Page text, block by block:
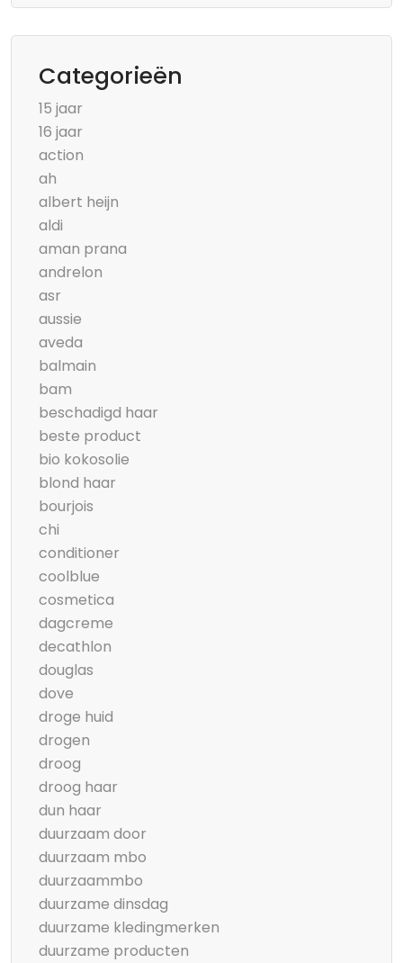
Categorieën
15 jaar
16 jaar
action
ah
albert heijn
aldi
aman prana
andrelon
asr
aussie
aveda
balmain
bam
beschadigd haar
beste product
bio kokosolie
blond haar
bourjois
chi
conditioner
coolblue
cosmetica
dagcreme
decathlon
douglas
dove
droge huid
drogen
droog
droog haar
dun haar
duurzaam door
duurzaam mbo
duurzaammbo
duurzame dinsdag
duurzame kledingmerken
duurzame producten